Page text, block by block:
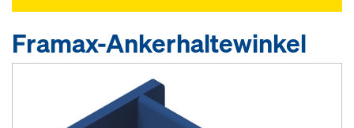
Framax-Ankerhaltewinkel